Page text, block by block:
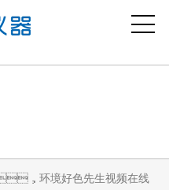
视频在线下载,好色先生黄版
，环境好色先生视频在线